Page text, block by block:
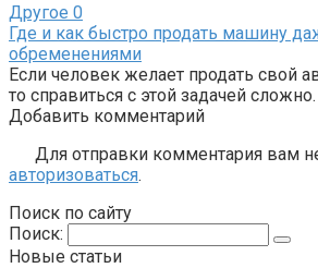
Другое 0
Где и как быстро продать машину
обременениями
Если человек желает продать свой
то справиться с этой задачей
Добавить комментарий
Для отправки комментария вам
авторизоваться.
Поиск по сайту
Поиск:
Новые статьи